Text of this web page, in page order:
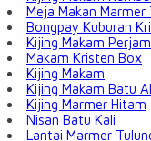
Meja Makan Marmer
Bongpay Kuburan
Kijing Makam
Makam Kristen Box
Kijing Makam
Kijing Makam Batu
Kijing Marmer Hitam
Nisan Batu Kali
Lantai Marmer